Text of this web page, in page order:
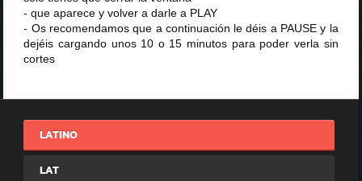
- que aparece y volver a darle a PLAY
- Os recomendamos que a continuación le déis a PAUSE y la
dejéis cargando unos 10 o 15 minutos para poder verla sin
cortes
LATINO
LAT